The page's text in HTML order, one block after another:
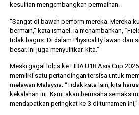
kesulitan mengembangkan permainan.
“Sangat di bawah perform mereka. Mereka
bermain,” kata Ismael. Ia menambahkan,
tidak bagus. Di dalam Physicality lawan dan
besar. Ini juga menyulitkan kita.”
Meski gagal lolos ke FIBA U18 Asia Cup
memiliki satu pertandingan tersisa untuk
melawan Malaysia. “Tidak kata lain, kita
kekalahan ini. Kami akan berusaha
mendapatkan peringkat ke-3 di turnamen ini,”